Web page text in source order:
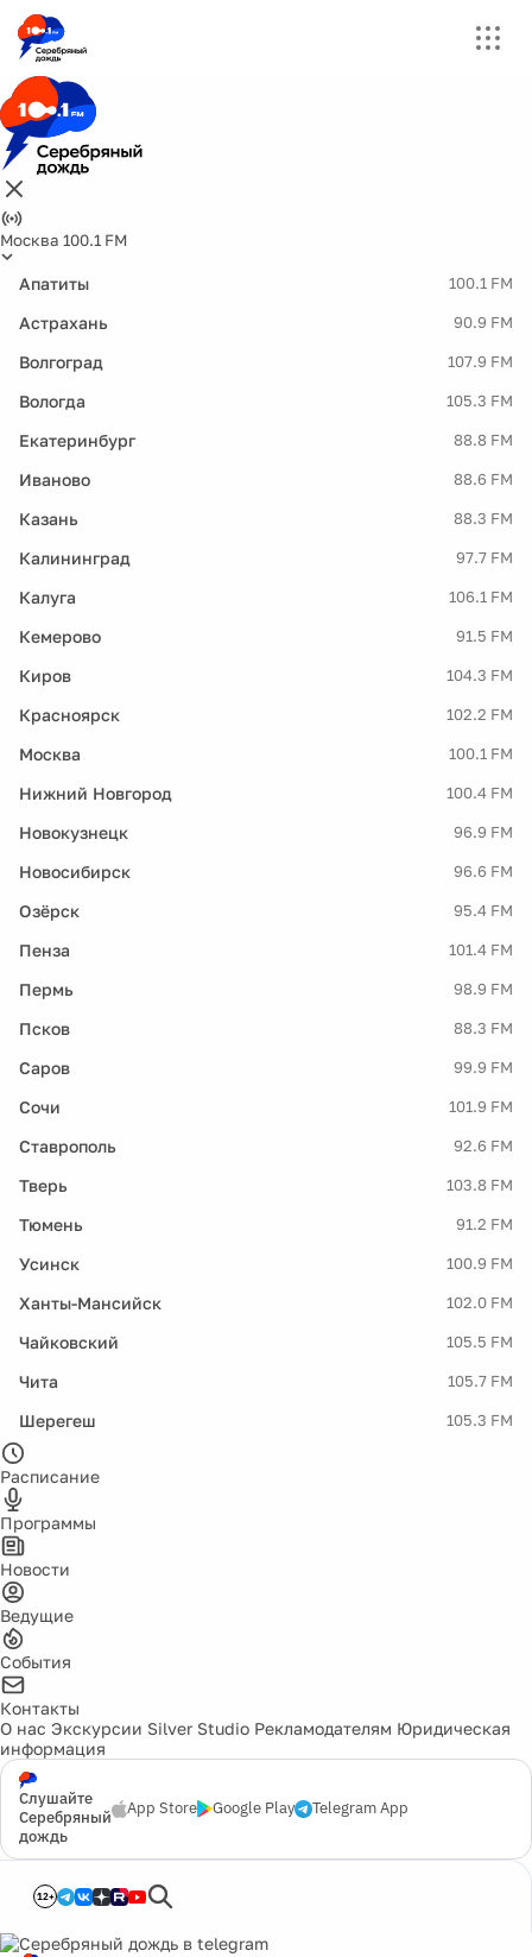
Москва 100.1 FM
Апатиты 100.1 FM
Астрахань 90.9 FM
Волгоград 107.9 FM
Вологда 105.3 FM
Екатеринбург 88.8 FM
Иваново 88.6 FM
Казань 88.3 FM
Калининград 97.7 FM
Калуга 106.1 FM
Кемерово 91.5 FM
Киров 104.3 FM
Красноярск 102.2 FM
Москва 100.1 FM
Нижний Новгород 100.4 FM
Новокузнецк 96.9 FM
Новосибирск 96.6 FM
Озёрск 95.4 FM
Пенза 101.4 FM
Пермь 98.9 FM
Псков 88.3 FM
Саров 99.9 FM
Сочи 101.9 FM
Ставрополь 92.6 FM
Тверь 103.8 FM
Тюмень 91.2 FM
Усинск 100.9 FM
Ханты-Мансийск 102.0 FM
Чайковский 105.5 FM
Чита 105.7 FM
Шерегеш 105.3 FM
Расписание
Программы
Новости
Ведущие
События
Контакты
О нас Экскурсии Silver Studio Рекламодателям Юридическая
информация
Слушайте
Серебряный
дождь
App Store Google Play Telegram App
12+